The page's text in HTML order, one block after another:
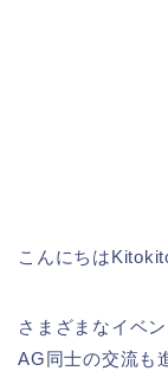
こんにちは
さまざまなイベ
AG同士の交流も